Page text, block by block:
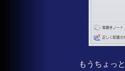
もうちょっ